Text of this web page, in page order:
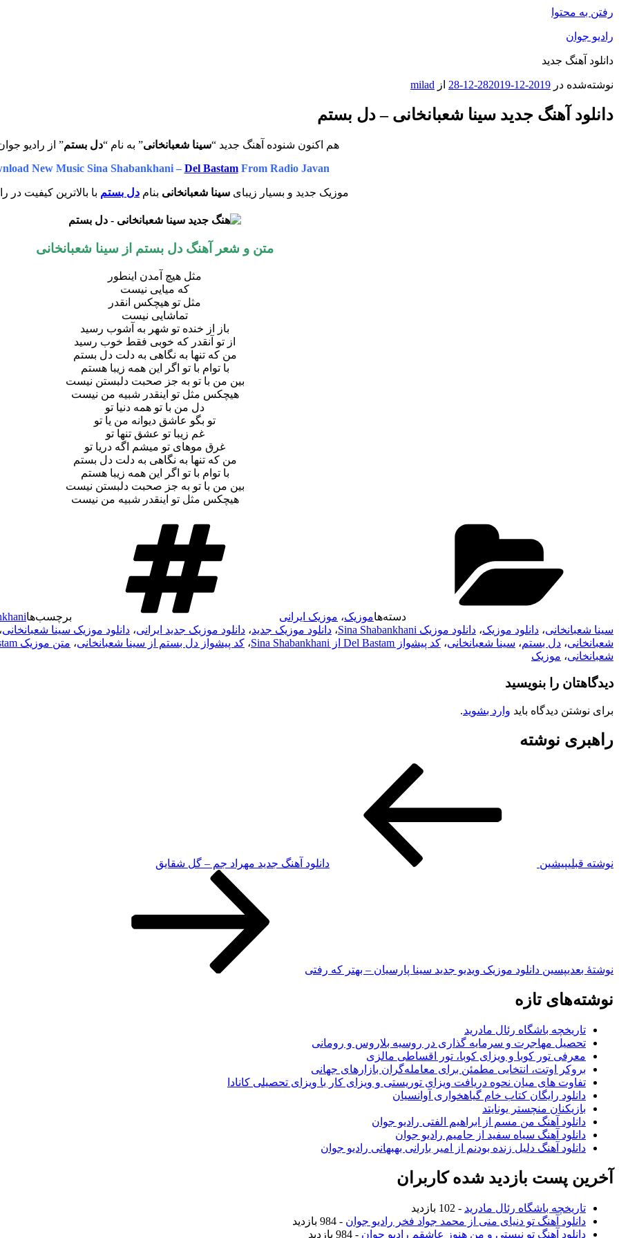
رفتن به محتوا
رادیو جوان
دانلود آهنگ جدید
نوشته‌شده در 2019-12-28
2019-12-28 از milad
دانلود آهنگ جدید سینا شعبانخانی – دل بستم
هم اکنون شنوده آهنگ جدید “سینا شعبانخانی” به نام “دل بستم” از رادیو
New Music Sina Shabankhani – Del BastamFrom Radio Javan
موزیک جدید و بسیار زیبای سینا شعبانخانی بنام دل بستم با بالاترین کیفیت در
متن و شعر آهنگ دل بستم از سینا شعبانخانی
مثل هیچ آمدن اینطور
که میایی نیست
مثل تو هیچکس انقدر
تماشایی نیست
باز از خنده تو شهر به آشوب رسید
از تو آنقدر که خوبی فقط خوب رسید
من که تنها به نگاهی به دلت دل بستم
با توام با تو اگر این همه زیبا هستم
بین من با تو به جز صحبت دلبستن نیست
هیچکس مثل تو اینقدر شبیه من نیست
دل من با تو همه دنیا تو
تو بگو عاشق دیوانه من یا تو
غم زیبا تو عشق تنها تو
غرق موهای تو میشم اگه دریا تو
من که تنها به نگاهی به دلت دل بستم
با توام با تو اگر این همه زیبا هستم
بین من با تو به جز صحبت دلبستن نیست
هیچکس مثل تو اینقدر شبیه من نیست
دسته‌هاموزیک، موزیک ایرانی برچسب‌ها
سینا شعبانخانی، دانلود موزیک، دانلود موزیک Sina Shabankhani ، دانلود موزیک جدید، دانلود موزیک جدید ایرانی، دانلود موزیک سینا شعبانخانی،
شعبانخانی، دل بستم، سینا شعبانخانی، کد پیشواز Del Bastam از Sina Shabankhani ، کد پیشواز دل بستم از سینا شعبانخانی، متن موزیک Del Bastam از Sina Shabankhani
شعبانخانی، موزیک
دیدگاهتان را بنویسید
برای نوشتن دیدگاه باید وارد بشوید.
راهبری نوشته
نوشته قبلیپیشین دانلود آهنگ جدید مهراد جم – گل شقایق
نوشته‌ٔ بعدیپسین دانلود موزیک ویدیو جدید سینا پارسیان – بهتر که رفتی
نوشته‌های تازه
تاریخچه باشگاه رئال مادرید
تحصیل مهاجرت و سرمایه گذاری در روسیه بلاروس و رومانی
معرفی تور کوبا و ویزای کوبا، تور اقساطی مالزی
بروکر اوتت، انتخابی مطمئن برای معامله‌گران بازارهای جهانی
تفاوت های میان نحوه دریافت ویزای توریستی و ویزای کار با ویزای تحصیلی کانادا
دانلود رایگان کتاب خام گیاهخواری آوانسیان
بازیکنان منچستر یونایتد
دانلود آهنگ من مسم از ابراهیم الفتی رادیو جوان
دانلود آهنگ سیاه سفید از حامیم رادیو جوان
دانلود آهنگ دلیل زنده بودنم از امیر بارانی بهبهانی رادیو جوان
آخرین پست بازدید شده کاربران
تاریخچه باشگاه رئال مادرید - 102 بازدید
دانلود آهنگ تو دنیای منی از محمد جواد فخر رادیو جوان - 984 بازدید
دانلود آهنگ تو نیستی و من هنوز عاشقم رادیو جوان - 984 بازدید